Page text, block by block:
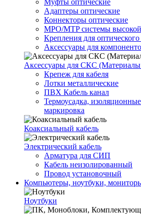
Муфты оптические
Адаптеры оптические
Коннекторы оптические
MPO/MTP системы
Крепления для оптического
Аксессуары для
Аксессуары для СКС
Крепеж для кабеля
Лотки металлические
ПВХ Кабель канал
Термоусадка,
маркировка
Коаксиальный кабель
Электрический кабель
Арматура для СИП
Кабель неизолированный
Провод установочный
Компьютеры, ноутбуки,
Ноутбуки